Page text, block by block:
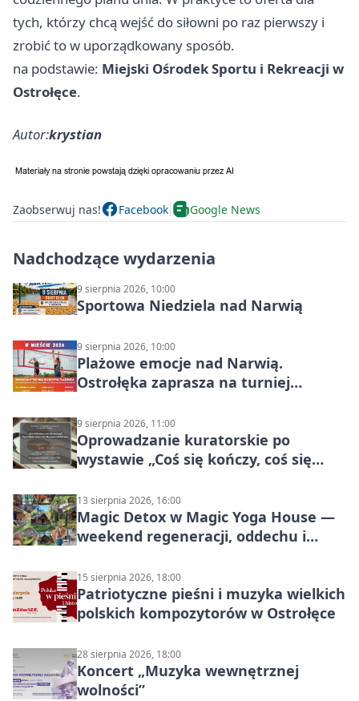
tych, którzy chcą wejść do siłowni po raz pierwszy i
zrobić to w uporządkowany sposób.
na podstawie: Miejski Ośrodek Sportu i Rekreacji w
Ostrołęce.
Autor:krystian
Zaobserwuj nas! Facebook Google News
Nadchodzące wydarzenia
9 sierpnia 2026, 10:00
Sportowa Niedziela nad Narwią
9 sierpnia 2026, 10:00
Plażowe emocje nad Narwią.
Ostrołęka zaprasza na turniej
9 sierpnia 2026, 11:00
Oprowadzanie kuratorskie po
wystawie „Coś się kończy, coś się
Mazowsza do Korony”
13 sierpnia 2026, 16:00
Magic Detox w Magic Yoga House —
weekend regeneracji, oddechu i
15 sierpnia 2026, 18:00
Patriotyczne pieśni i muzyka wielkich
polskich kompozytorów w Ostrołęce
28 sierpnia 2026, 18:00
Koncert „Muzyka wewnętrznej
wolności”